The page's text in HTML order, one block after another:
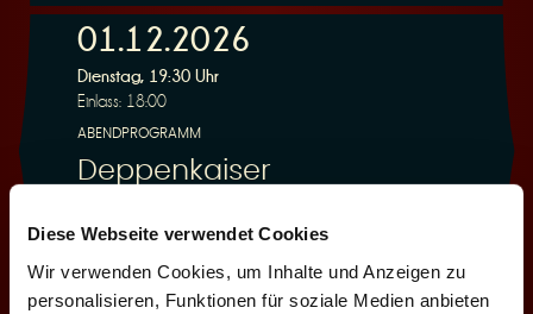
Diese Webseite verwendet Cookies
Wir verwenden Cookies, um Inhalte und Anzeigen zu
personalisieren, Funktionen für soziale Medien anbieten
01.12.2026
Dienstag, 19:30 Uhr
Einlass: 18:00
ABENDPROGRAMM
Deppenkaiser